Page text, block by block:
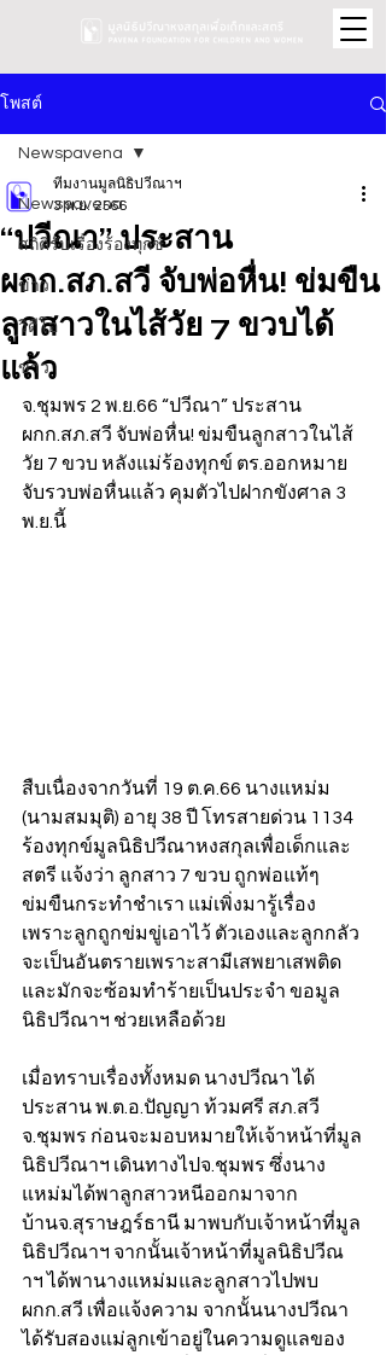
โพสต์
Newspavena
สถิติรับเรื่องร้องทุกข์
ข่าว
วิดีโอ
ข่าว
Newspavena
“ปวีณา” ประสาน
ผกก.สภ.สวี จับพ่อหื่น! ข่มขืน
ลูกสาวในไส้วัย 7 ขวบได้
แล้ว
ทีมงานมูลนิธิปวีณาฯ
3 พ.ย. 2566
จ.ชุมพร 2 พ.ย.66 “ปวีณา” ประสาน
ผกก.สภ.สวี จับพ่อหื่น! ข่มขืนลูกสาวในไส้
วัย 7 ขวบ หลังแม่ร้องทุกข์ ตร.ออกหมาย
จับรวบพ่อหื่นแล้ว คุมตัวไปฝากขังศาล 3
พ.ย.นี้
สืบเนื่องจากวันที่ 19 ต.ค.66 นางแหม่ม
(นามสมมุติ) อายุ 38 ปี โทรสายด่วน 1134
ร้องทุกข์มูลนิธิปวีณาหงสกุลเพื่อเด็กและ
สตรี แจ้งว่า ลูกสาว 7 ขวบ ถูกพ่อแท้ๆ
ข่มขืนกระทำชำเรา แม่เพิ่งมารู้เรื่อง
เพราะลูกถูกข่มขู่เอาไว้ ตัวเองและลูกกลัว
จะเป็นอันตรายเพราะสามีเสพยาเสพติด
และมักจะซ้อมทำร้ายเป็นประจำ ขอมูล
นิธิปวีณาฯ ช่วยเหลือด้วย
เมื่อทราบเรื่องทั้งหมด นางปวีณา ได้
ประสาน พ.ต.อ.ปัญญา ท้วมศรี สภ.สวี
จ.ชุมพร ก่อนจะมอบหมายให้เจ้าหน้าที่มูล
นิธิปวีณาฯ เดินทางไปจ.ชุมพร ซึ่งนาง
แหม่มได้พาลูกสาวหนีออกมาจาก
บ้านจ.สุราษฎร์ธานี มาพบกับเจ้าหน้าที่มูล
นิธิปวีณาฯ จากนั้นเจ้าหน้าที่มูลนิธิปวีณ
าฯ ได้พานางแหม่มและลูกสาวไปพบ
ผกก.สวี เพื่อแจ้งความ จากนั้นนางปวีณา
ได้รับสองแม่ลูกเข้าอยู่ในความดูแลของ